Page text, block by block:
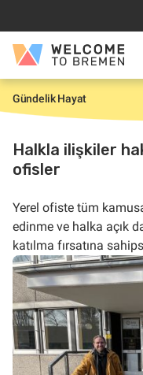
Welcome
Bremen
G
i
i
ş
Gündelik Hayat
Halkla ilişkiler
ofisler
Yerel ofiste tüm
edinme ve halka açık
katılma fırsatına